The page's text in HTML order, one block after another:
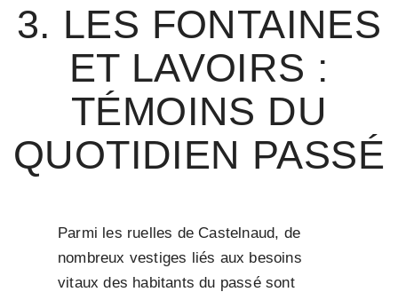
3. LES FONTAINES
ET LAVOIRS :
TÉMOINS DU
QUOTIDIEN PASSÉ
Parmi les ruelles de Castelnaud, de
nombreux vestiges liés aux besoins
vitaux des habitants du passé sont